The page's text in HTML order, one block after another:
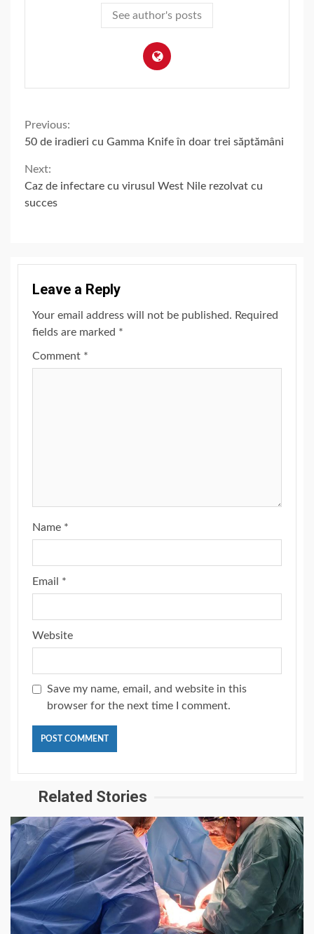
See author's posts
Continue
Reading
Previous:
50 de iradieri cu Gamma Knife în doar trei săptămâni
Next:
Caz de infectare cu virusul West Nile rezolvat cu
succes
Leave a Reply
Your email address will not be published. Required
fields are marked *
Comment *
Name *
Email *
Website
Save my name, email, and website in this
browser for the next time I comment.
Related Stories